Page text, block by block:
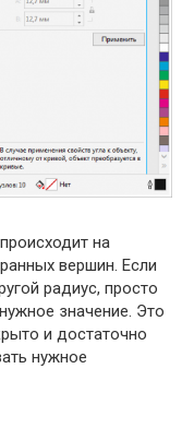
на
вершин. Если
радиус, просто
значение. Это
и достаточно
нужное